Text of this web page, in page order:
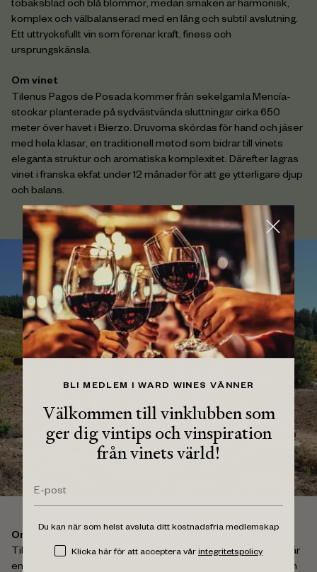
BLI MEDLEM I WARD WINES VÄNNER
Välkommen till vinklubben som
ger dig vintips och vinspiration
från vinets värld!
Du kan när som helst avsluta ditt kostnadsfria medlemskap
Klicka här för att acceptera vår integritetspolicy
tobaksblad och blå blommor, medan smaken är harmonisk,
komplex och välbalanserad med en lång och subtil avslutning.
Ett uttrycksfullt vin som förenar kraft, finess och
ursprungskänsla.
Om vinet
Tilenus Pagos de Posada kommer från sekelgamla Mencía-
stockar planterade på sydvästvända sluttningar cirka 650
meter över havet i Bierzo. Druvorna skördas för hand och jäser
med hela klasar, en traditionell metod som bidrar till vinets
eleganta struktur och aromatiska komplexitet. Därefter lagras
vinet i franska ekfat under 12 månader för att ge ytterligare djup
och balans.
Om producenten
Tilenus är namnet på Bodegas Estefanías serie av viner. De är
en av de mest tongivande producenterna i Bierzo, vilket är en